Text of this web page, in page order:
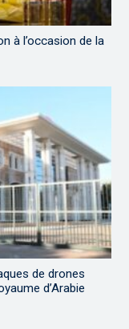
à l’occasion de la
de drones
d’Arabie